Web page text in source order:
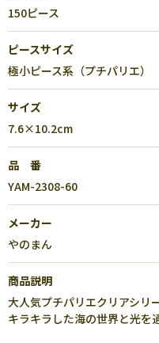
150ピース
ピースサイズ
極小ピース系（プチパリエ）
サイズ
7.6×10.2cm
品 番
YAM-2308-60
メーカー
やのまん
商品説明
大人気プチパリエクリアシリ
キラキラした海の世界と光を